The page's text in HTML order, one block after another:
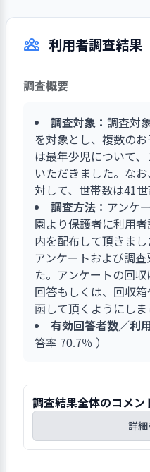
す。子どもたちは、四
は野菜の栽培を行い、
収穫しています。
い「美味しい」食事が
る、香りをかぐ、味わ
て「美味しそう」と思
郷土食、世界の料理を
ー、バイキングにも取
よい楽しい給食を食べ
どもの成長に繋がって
利用者調査結果
調査概要
調査対象： 調査対
を対象とし、複数の
は最年少児について
いただきました。な
対して、世帯数は41世
調査方法： アンケ
園より保護者に利用
内を配布して頂きま
アンケートおよび調
た。アンケートの回
回答もしくは、回収
函して頂くようにしま
有効回答者数／利
答率 70.7％ ）
調査結果全体のコメン
詳細